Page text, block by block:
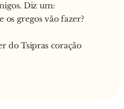
Diz um:
os gregos vão fazer?
do Tsipras coração